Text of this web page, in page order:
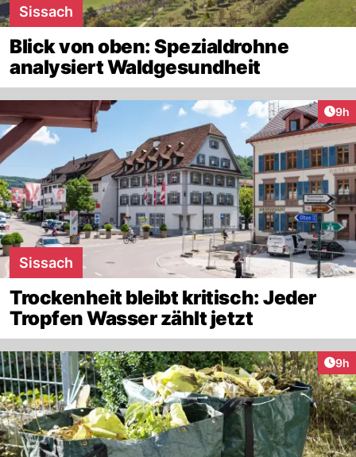
Sissach
Blick von oben: Spezialdrohne
analysiert Waldgesundheit
9h
Sissach
Trockenheit bleibt kritisch: Jeder
Tropfen Wasser zählt jetzt
9h